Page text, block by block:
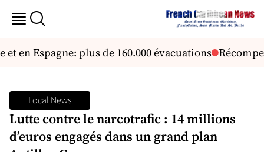
en Espagne: plus de 160.000 évacuations
Local News
Lutte contre le narcotrafic : 14 millions
d’euros engagés dans un grand plan